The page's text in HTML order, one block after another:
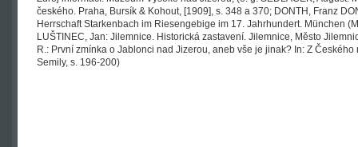
českého. Praha, Bursík & Kohout, [1909], s. 348 a 370; DONTH, Franz
Herrschaft Starkenbach im Riesengebige im 17. Jahrhundert. München
LUŠTINEC, Jan: Jilemnice. Historická zastavení. Jilemnice, Město
R.: První zmínka o Jablonci nad Jizerou, aneb vše je jinak? In: Z Českého
Semily, s. 196-200)